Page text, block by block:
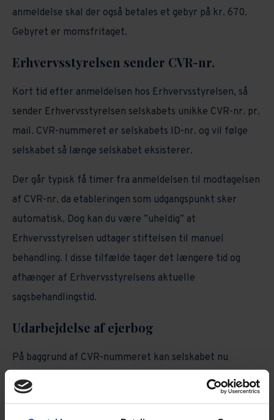
anmeldelse skal der også betales et gebyr på kr. 670.
Gebyret er momsfritaget.
Erhvervsstyrelsen sender CVR-nr.
Kort tid efter anmeldelsen hos Erhvervsstyrelsen, så
sender Erhvervsstyrelsen selskabets unikke CVR-nr. pr.
mail. CVR-nummeret er selskabets ID-nr. og vil følge
selskabet så længe selskabet eksisterer.
Der går typisk få timer fra anmeldelsen til modtagelsen
af CVR-nr. da etableringen som udgangspunkt sker
automatisk. Dog kan du være ”uheldig” at
Erhvervsstyrelsen udtager stiftelsen til manuel
behandling. I disse tilfælde tager det længere tid og
afhænger af Erhvervsstyrelsens aktuelle
sagsbehandlingstid.
Udarbejdelse af ejerbog
På baggrund af CVR-nummeret kan selskabet nu
udarbejde en ejerbog, der er en oversigt over alle
selskabets ejere. Selskabet er forpligtet til at have en
ejerbog i henhold til selskabsloven.